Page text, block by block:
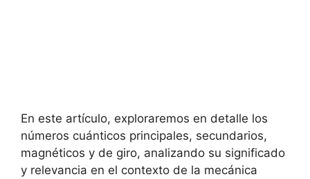
En este artículo, exploraremos en detalle los
números cuánticos principales, secundarios,
magnéticos y de giro, analizando su significado
y relevancia en el contexto de la mecánica